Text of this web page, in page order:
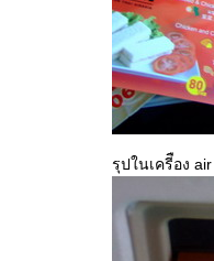
รุปในเครีือง